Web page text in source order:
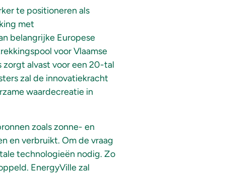
te positioneren als
met
belangrijke Europese
voor Vlaamse
alvast voor een 20-tal
zal de innovatiekracht
waardecreatie in
zoals zonne- en
en verbruikt. Om de vraag
technologieën nodig. Zo
EnergyVille zal